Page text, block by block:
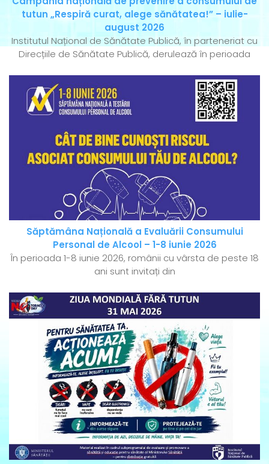
tutun „Respiră curat, alege sănătatea!” – iulie-
august 2026
Institutul Național de Sănătate Publică, în parteneriat cu
Direcțiile de Sănătate Publică, derulează în perioada
Săptămâna Națională a Evaluării Consumului
Personal de Alcool – 1-8 iunie 2026
În perioada 1-8 iunie 2026, românii cu vârsta de peste 18
ani sunt invitați din